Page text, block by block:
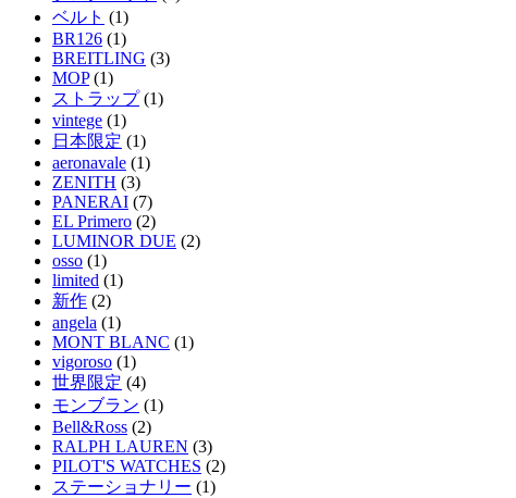
ベルト (1)
BR126 (1)
BREITLING (3)
MOP(1)
ストラップ(1)
vintege (1)
日本限定 (1)
aeronavale (1)
ZENITH (3)
PANERAI (7)
EL Primero (2)
LUMINOR DUE (2)
osso (1)
limited (1)
新作 (2)
angela (1)
MONT BLANC (1)
vigoroso (1)
世界限定 (4)
モンブラン (1)
Bell&Ross (2)
RALPH LAUREN (3)
PILOT'S WATCHES (2)
ステーショナリー (1)